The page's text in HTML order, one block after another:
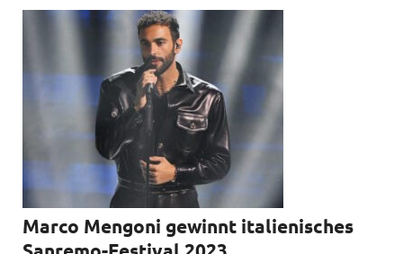
Marco Mengoni gewinnt italienisches